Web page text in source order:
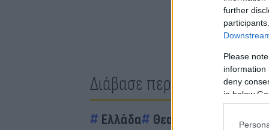
further
Please
information
deny
in below
Διάβασε περισσότερα
Ελλάδα Θεσσαλονίκη